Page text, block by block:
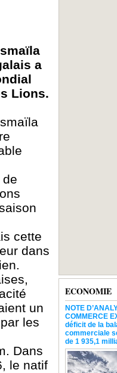
a
Lions.
de
cette
dans
un
les
Dans
le natif
ECONOMIE
NOTE
COMMERCE
déficit de la
commerciale
de 1 935,1